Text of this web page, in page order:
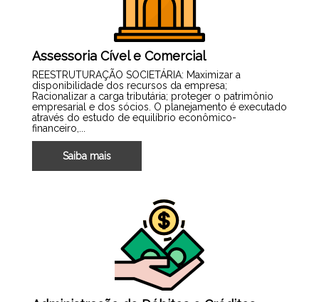
Assessoria Cível e Comercial
REESTRUTURAÇÃO SOCIETÁRIA: Maximizar a
disponibilidade dos recursos da empresa;
Racionalizar a carga tributária; proteger o patrimônio
empresarial e dos sócios. O planejamento é executado
através do estudo de equilíbrio econômico-
financeiro,...
Saiba mais